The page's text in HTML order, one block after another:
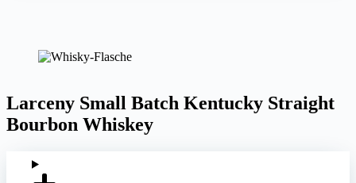
Larceny Small Batch Kentucky Straight
Bourbon Whiskey